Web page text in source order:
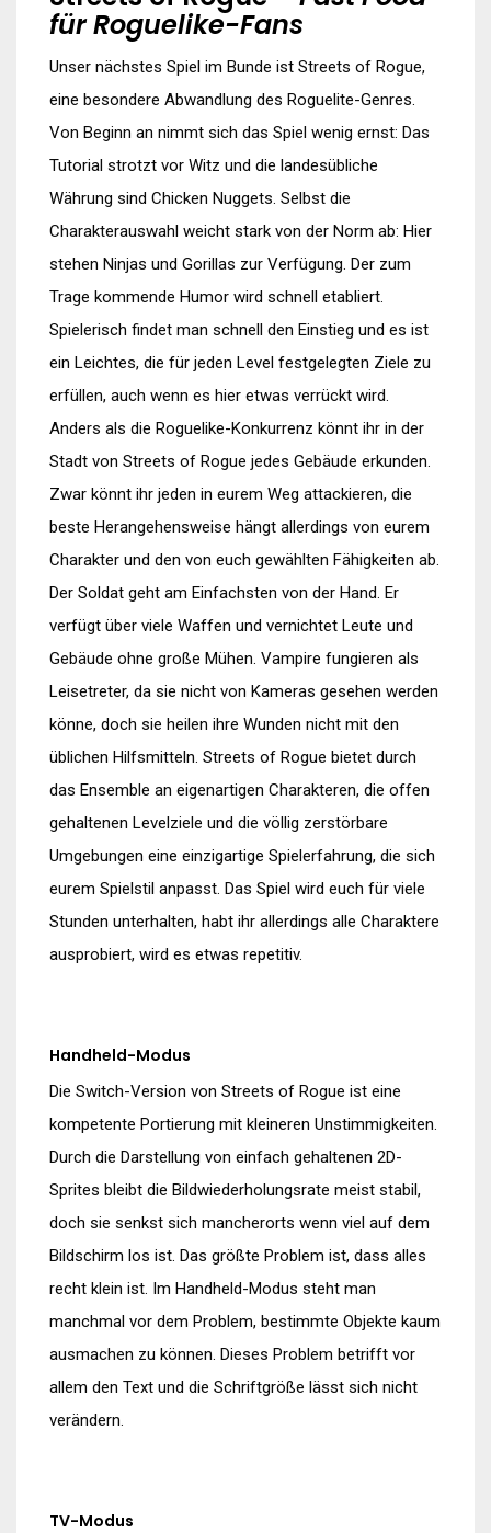
für Roguelike-Fans
Unser nächstes Spiel im Bunde ist Streets of Rogue,
eine besondere Abwandlung des Roguelite-Genres.
Von Beginn an nimmt sich das Spiel wenig ernst: Das
Tutorial strotzt vor Witz und die landesübliche
Währung sind Chicken Nuggets. Selbst die
Charakterauswahl weicht stark von der Norm ab: Hier
stehen Ninjas und Gorillas zur Verfügung. Der zum
Trage kommende Humor wird schnell etabliert.
Spielerisch findet man schnell den Einstieg und es ist
ein Leichtes, die für jeden Level festgelegten Ziele zu
erfüllen, auch wenn es hier etwas verrückt wird.
Anders als die Roguelike-Konkurrenz könnt ihr in der
Stadt von Streets of Rogue jedes Gebäude erkunden.
Zwar könnt ihr jeden in eurem Weg attackieren, die
beste Herangehensweise hängt allerdings von eurem
Charakter und den von euch gewählten Fähigkeiten ab.
Der Soldat geht am Einfachsten von der Hand. Er
verfügt über viele Waffen und vernichtet Leute und
Gebäude ohne große Mühen. Vampire fungieren als
Leisetreter, da sie nicht von Kameras gesehen werden
könne, doch sie heilen ihre Wunden nicht mit den
üblichen Hilfsmitteln. Streets of Rogue bietet durch
das Ensemble an eigenartigen Charakteren, die offen
gehaltenen Levelziele und die völlig zerstörbare
Umgebungen eine einzigartige Spielerfahrung, die sich
eurem Spielstil anpasst. Das Spiel wird euch für viele
Stunden unterhalten, habt ihr allerdings alle Charaktere
ausprobiert, wird es etwas repetitiv.
Handheld-Modus
Die Switch-Version von Streets of Rogue ist eine
kompetente Portierung mit kleineren Unstimmigkeiten.
Durch die Darstellung von einfach gehaltenen 2D-
Sprites bleibt die Bildwiederholungsrate meist stabil,
doch sie senkst sich mancherorts wenn viel auf dem
Bildschirm los ist. Das größte Problem ist, dass alles
recht klein ist. Im Handheld-Modus steht man
manchmal vor dem Problem, bestimmte Objekte kaum
ausmachen zu können. Dieses Problem betrifft vor
allem den Text und die Schriftgröße lässt sich nicht
verändern.
TV-Modus